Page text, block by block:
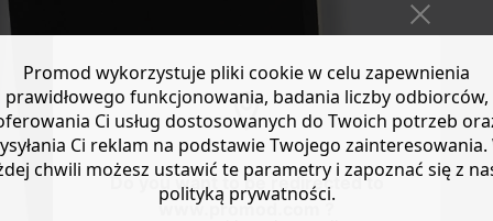
Do you want to be redirected to
www.promod.com ?
Promod wykorzystuje pliki cookie w celu zapewnienia
prawidłowego funkcjonowania, badania liczby odbiorców,
Ci usług dostosowanych do Twoich potrzeb
Ci reklam na podstawie Twojego zainteresowania.
chwili możesz ustawić te parametry i zapoznać się z
polityką prywatności.